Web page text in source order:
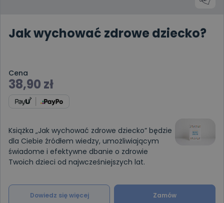
Jak wychować zdrowe dziecko?
Cena
38,90 zł
Książka „Jak wychować zdrowe dziecko” będzie
dla Ciebie źródłem wiedzy, umożliwiającym
świadome i efektywne dbanie o zdrowie
Twoich dzieci od najwcześniejszych lat.
Dowiedz się więcej Zamów